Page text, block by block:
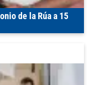
de la Rúa a 15